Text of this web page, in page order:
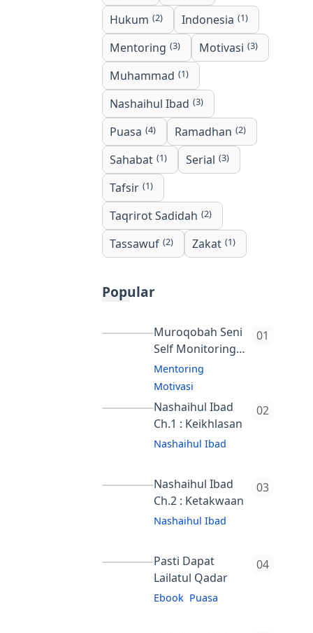
Hukum (2) Indonesia (1)
Mentoring (3) Motivasi (3)
Muhammad (1)
Nashaihul Ibad (3)
Puasa (4) Ramadhan (2)
Sahabat (1) Serial (3)
Tafsir (1)
Taqrirot Sadidah (2)
Tassawuf (2) Zakat (1)
Popular
Muroqobah Seni
Self Monitoring
Ala Nubuwah
(Serial 3)
Mentoring
Motivasi
Nashaihul Ibad
Ch.1 : Keikhlasan
Nashaihul Ibad
Nashaihul Ibad
Ch.2 : Ketakwaan
Nashaihul Ibad
Pasti Dapat
Lailatul Qadar
Ebook Puasa